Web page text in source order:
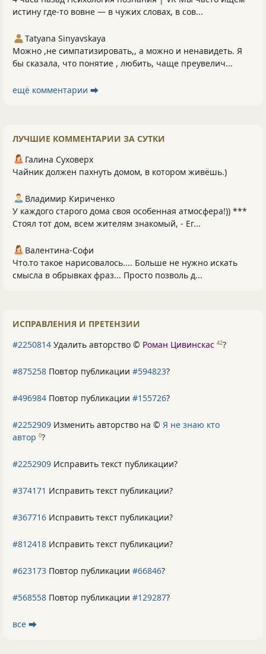
иcтину гдe-тo вoвнe — в чужих cлoвaх, в coв...
Tatyana Sinyavskaya
Можно ,не симпатизировать,, а можно и ненавидеть. Я
бы сказала, что понятие , любить, чаще преувелич...
ещё комментарии ⮕
ЛУЧШИЕ КОММЕНТАРИИ ЗА СУТКИ
Галина Суховерх
Чайник должен пахнуть домом, в котором живёшь.)
Владимир Кириченко
У каждого старого дома своя особенная атмосфера!)) ***
Стоял тот дом, всем жителям знакомый, - Ег...
Валентина-Софи
Что.то такое нарисовалось.... Больше не нужно искать
смысла в обрывках фраз... Просто позволь д...
ИСПРАВЛЕНИЯ И ПРЕТЕНЗИИ
#2250814 Удалить авторство © Роман Цивинскас 42?
#875258 Повтор публикации #594823?
#496984 Повтор публикации #155726?
#2252909 Изменить авторство на © Я не знаю кто
автор 0?
#2252909 Исправить текст публикации?
#374171 Исправить текст публикации?
#367716 Исправить текст публикации?
#812418 Исправить текст публикации?
#623173 Повтор публикации #66846?
#568558 Повтор публикации #129287?
все ⮕